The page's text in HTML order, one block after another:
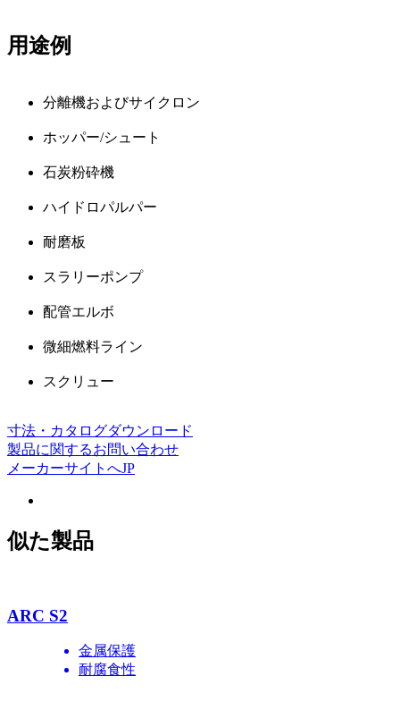
用途例
分離機およびサイクロン
ホッパー/シュート
石炭粉砕機
ハイドロパルパー
耐磨板
スラリーポンプ
配管エルボ
微細燃料ライン
スクリュー
寸法・カタログダウンロード
製品に関するお問い合わせ
メーカーサイトへJP
似た製品
ARC S2
金属保護
耐腐食性